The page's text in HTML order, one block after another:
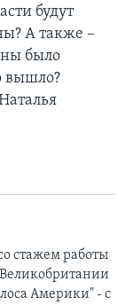
будут
А также –
было
вышло?
стажем работы
Америки" - с